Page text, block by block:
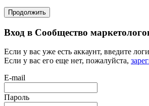
Продолжить
Вход в Сообщество
Если у вас уже есть аккаунт, введите
Если у вас его еще нет, пожалуйста,
E-mail
Пароль